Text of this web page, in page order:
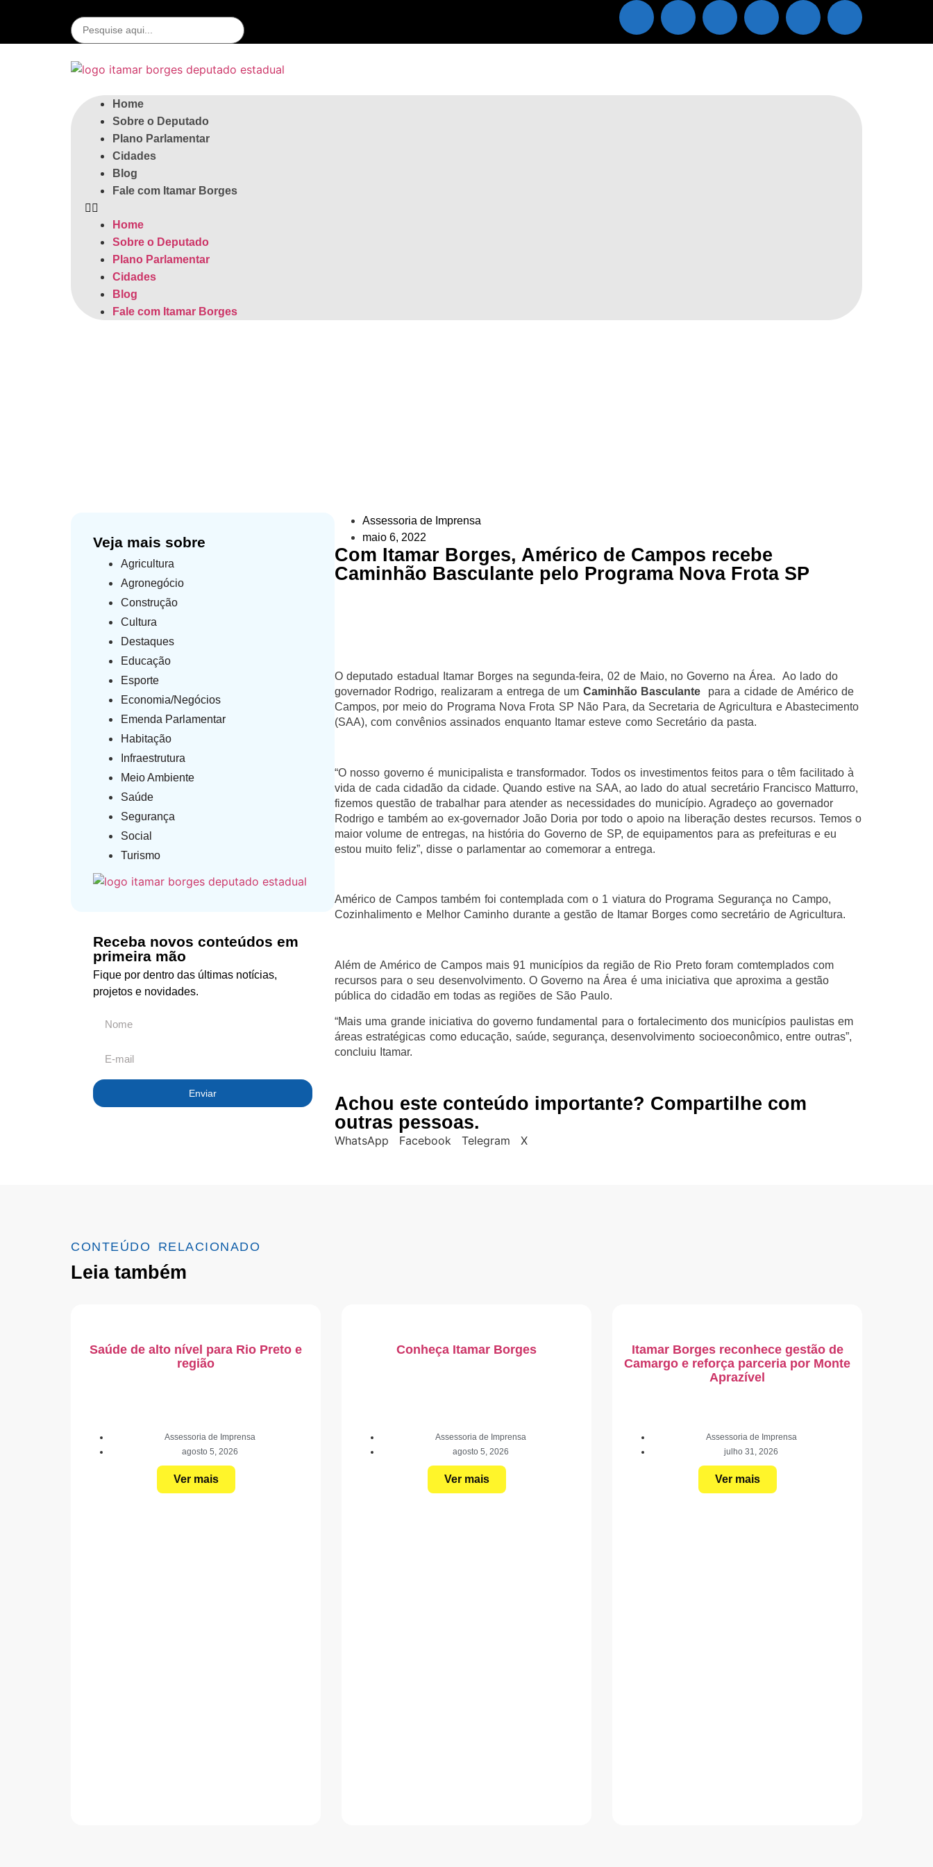
Home
Sobre o Deputado
Plano Parlamentar
Cidades
Blog
Fale com Itamar Borges
Home
Sobre o Deputado
Plano Parlamentar
Cidades
Blog
Fale com Itamar Borges
Veja mais sobre
Agricultura
Agronegócio
Construção
Cultura
Destaques
Educação
Esporte
Economia/Negócios
Emenda Parlamentar
Habitação
Infraestrutura
Meio Ambiente
Saúde
Segurança
Social
Turismo
Receba novos conteúdos em
primeira mão
Fique por dentro das últimas notícias,
projetos e novidades.
Enviar
Assessoria de Imprensa
maio 6, 2022
Com Itamar Borges, Américo de Campos recebe
Caminhão Basculante pelo Programa Nova Frota SP
O deputado estadual Itamar Borges na segunda-feira, 02 de Maio, no Governo na Área. Ao lado do
governador Rodrigo, realizaram a entrega de um Caminhão Basculante
para a cidade de Américo de
Campos, por meio do Programa Nova Frota SP Não Para, da Secretaria de Agricultura e Abastecimento
(SAA), com convênios assinados enquanto Itamar esteve como Secretário da pasta.
“O nosso governo é municipalista e transformador. Todos os investimentos feitos para o têm facilitado à
vida de cada cidadão da cidade. Quando estive na SAA, ao lado do atual secretário Francisco Matturro,
fizemos questão de trabalhar para atender as necessidades do município. Agradeço ao governador
Rodrigo e também ao ex-governador João Doria por todo o apoio na liberação destes recursos. Temos o
maior volume de entregas, na história do Governo de SP, de equipamentos para as prefeituras e eu
estou muito feliz”, disse o parlamentar ao comemorar a entrega.
Américo de Campos também foi contemplada com o 1 viatura do Programa Segurança no Campo,
Cozinhalimento e Melhor Caminho durante a gestão de Itamar Borges como secretário de Agricultura.
Além de Américo de Campos mais 91 municípios da região de Rio Preto foram comtemplados com
recursos para o seu desenvolvimento. O Governo na Área é uma iniciativa que aproxima a gestão
pública do cidadão em todas as regiões de São Paulo.
“Mais uma grande iniciativa do governo fundamental para o fortalecimento dos municípios paulistas em
áreas estratégicas como educação, saúde, segurança, desenvolvimento socioeconômico, entre outras”,
concluiu Itamar.
Achou este conteúdo importante? Compartilhe com
outras pessoas.
WhatsApp Facebook Telegram X
CONTEÚDO RELACIONADO
Leia também
Saúde de alto nível para Rio Preto e
região
Assessoria de Imprensa
agosto 5, 2026
Ver mais
Conheça Itamar Borges
Assessoria de Imprensa
agosto 5, 2026
Ver mais
Itamar Borges reconhece gestão de
Camargo e reforça parceria por Monte
Aprazível
Assessoria de Imprensa
julho 31, 2026
Ver mais